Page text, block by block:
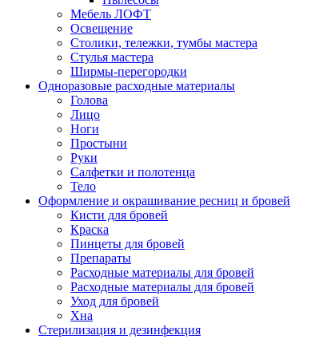
Мебель ЛОФТ
Освещение
Столики, тележки, тумбы мастера
Стулья мастера
Ширмы-перегородки
Одноразовые расходные материалы
Голова
Лицо
Ноги
Простыни
Руки
Салфетки и полотенца
Тело
Оформление и окрашивание ресниц и бровей
Кисти для бровей
Краска
Пинцеты для бровей
Препараты
Расходные материалы для бровей
Расходные материалы для бровей
Уход для бровей
Хна
Стерилизация и дезинфекция